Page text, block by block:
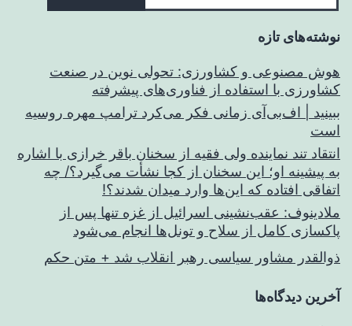
نوشته‌های تازه
هوش مصنوعی و کشاورزی: تحولی نوین در صنعت
کشاورزی با استفاده از فناوری‌های پیشرفته
ببینید | اف‌بی‌آی زمانی فکر می‌کرد ترامپ مهره روسیه
است
انتقاد تند نماینده ولی فقیه از سخنان باقر خرازی با اشاره
به پیشینه او؛ این سخنان از کجا نشأت می‌گیرد؟/ چه
اتفاقی افتاده که این‌ها وارد میدان شدند؟!
ملادینوف: عقب‌نشینی اسرائیل از غزه تنها پس از
پاکسازی کامل از سلاح و تونل‌ها انجام می‌شود
ذوالقدر مشاور سیاسی رهبر انقلاب شد + متن حکم
آخرین دیدگاه‌ها